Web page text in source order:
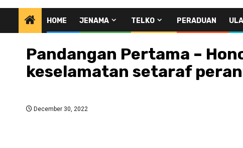
HOME JENAMA TELKO PERADUAN
Pandangan Pertama –
keselamatan setaraf
December 30, 2022